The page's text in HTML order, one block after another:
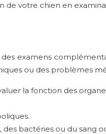
de votre chien en
examens
ou des problèmes
la fonction des
des bactéries ou du sang